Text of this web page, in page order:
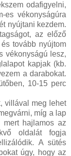
odafigyelni,
vékonyságúra
nyújtani kezdem.
az előző
tovább nyújtom
vékonyságú lesz,
kapjak (kb.
a darabokat.
10-15 perc
villával meg lehet
míg a lap
hajlamos az
oldalát fogja
A sütés
úgy, hogy az